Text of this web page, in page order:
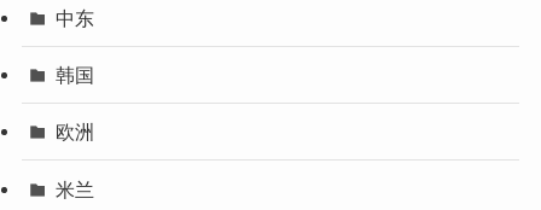
中东
韩国
欧洲
米兰